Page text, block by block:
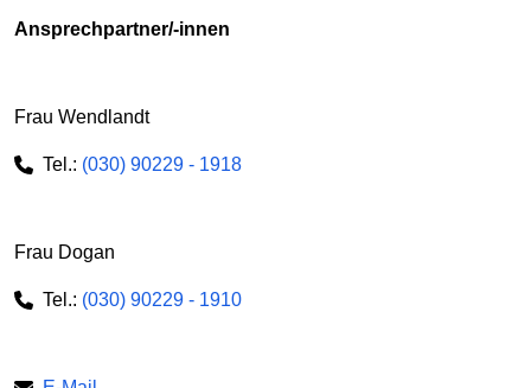
Ansprechpartner/-innen
Frau Wendlandt
Tel.: (030) 90229 - 1918
Frau Dogan
Tel.: (030) 90229 - 1910